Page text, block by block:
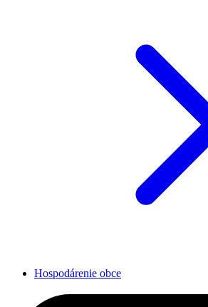
Hospodárenie obce